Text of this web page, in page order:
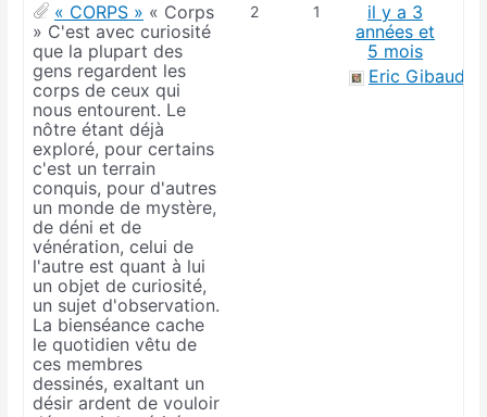
« CORPS » « Corps
» C'est avec curiosité
que la plupart des
gens regardent les
corps de ceux qui
nous entourent. Le
nôtre étant déjà
exploré, pour certains
c'est un terrain
conquis, pour d'autres
un monde de mystère,
de déni et de
vénération, celui de
l'autre est quant à lui
un objet de curiosité,
un sujet d'observation.
La bienséance cache
le quotidien vêtu de
ces membres
dessinés, exaltant un
désir ardent de vouloir
2 1
il y a 3
années et
5 mois
Eric Gibaud